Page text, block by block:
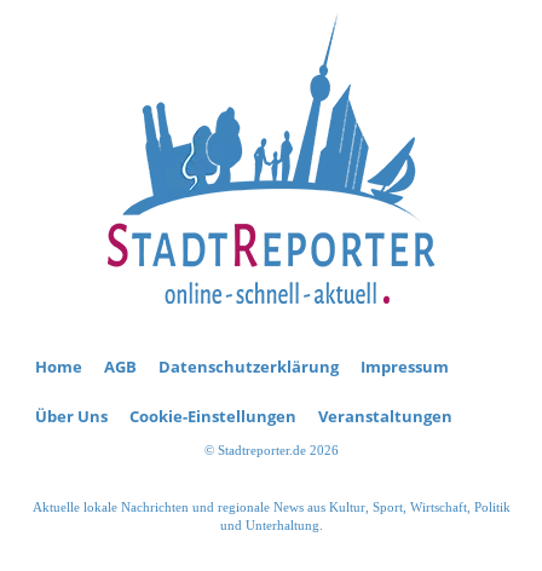
Home AGB Datenschutzerklärung Impressum
Über Uns Cookie-Einstellungen Veranstaltungen
© Stadtreporter.de 2026
Aktuelle lokale Nachrichten und regionale News aus Kultur, Sport, Wirtschaft, Politik
und Unterhaltung.